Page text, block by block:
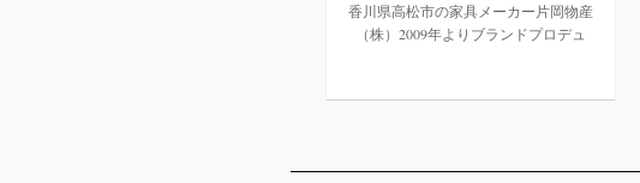
香川県高松市の家具メーカー片岡物産
（株）2009年よりブランドプロデュ